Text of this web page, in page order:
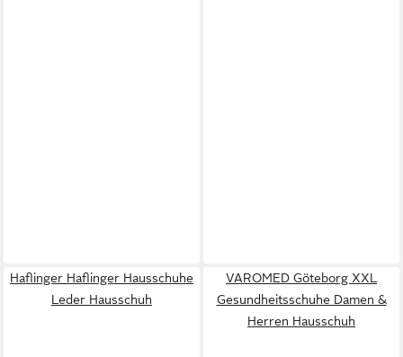
Haflinger Haflinger Hausschuhe
Leder Hausschuh
VAROMED Göteborg XXL
Gesundheitsschuhe Damen &
Herren Hausschuh